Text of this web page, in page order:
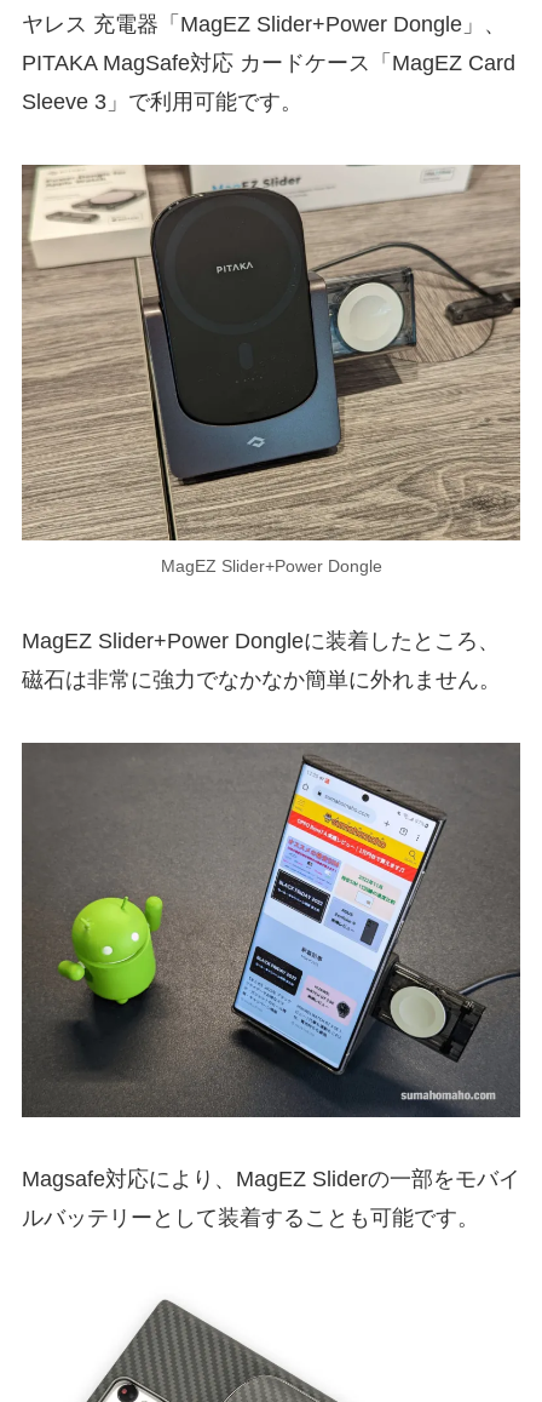
ヤレス 充電器「MagEZ Slider+Power Dongle」、
PITAKA MagSafe対応 カードケース「MagEZ Card
Sleeve 3」で利用可能です。
MagEZ Slider+Power Dongle
MagEZ Slider+Power Dongleに装着したところ、
磁石は非常に強力でなかなか簡単に外れません。
Magsafe対応により、MagEZ Sliderの一部をモバイ
ルバッテリーとして装着することも可能です。